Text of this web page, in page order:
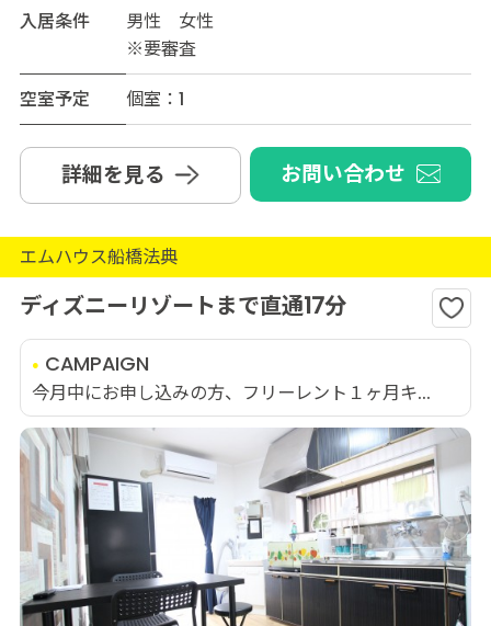
入居条件
男性 女性
※要審査
空室予定
個室：1
詳細を見る お問い合わせ
エムハウス船橋法典
ディズニーリゾートまで直通17分
CAMPAIGN
今月中にお申し込みの方、フリーレント１ヶ月キ...